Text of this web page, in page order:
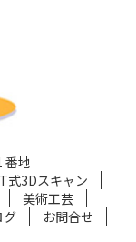
番地
式3Dスキャン
美術工芸
グ お問合せ